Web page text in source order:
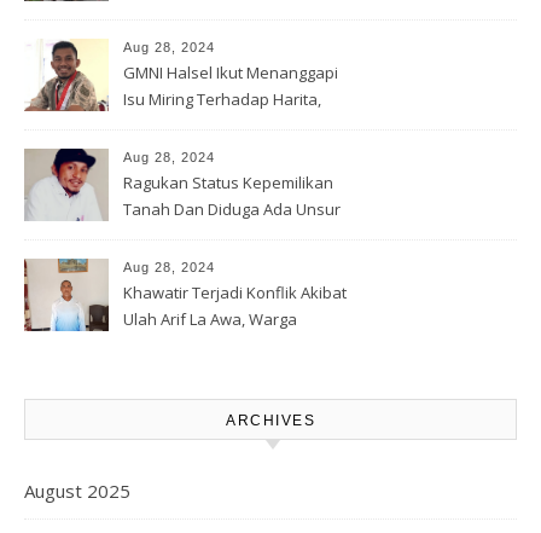
Aug 28, 2024
GMNI Halsel Ikut Menanggapi
Isu Miring Terhadap Harita,
Lahan Warga
Aug 28, 2024
Ragukan Status Kepemilikan
Tanah Dan Diduga Ada Unsur
Korporasi Harita, GPM Halsel
Minta Polres Panggil Dan
Tetapkan Bapak Arif La Awa
Aug 28, 2024
Khawatir Terjadi Konflik Akibat
Ulah Arif La Awa, Warga
ARCHIVES
August 2025